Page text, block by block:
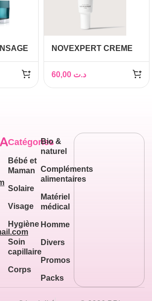
NOVEXPERT CREME
BIOTIQUE 30ML
د.ت
Catégories
Bébé et
Maman
Solaire
Visage
Hygiène
Soin
capillaire
Corps
Bio &
naturel
Compléments
alimentaires
Matériel
médical
Homme
Divers
Promos
Packs